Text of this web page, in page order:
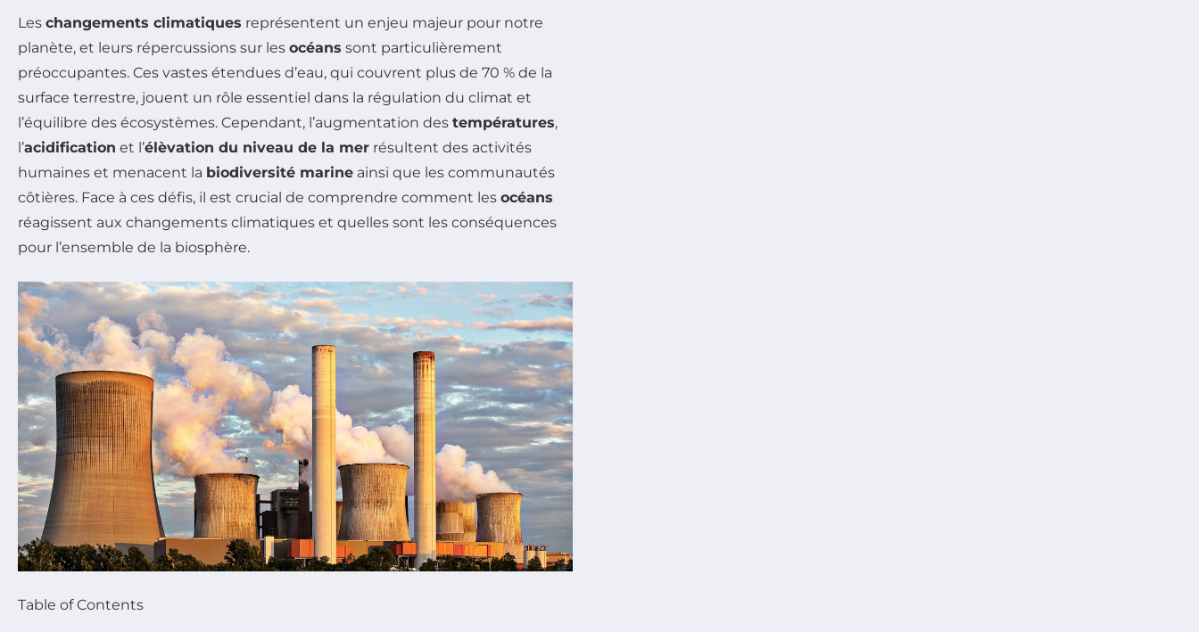
Les changements climatiques représentent un enjeu majeur pour notre
planète, et leurs répercussions sur les océans sont particulièrement
préoccupantes. Ces vastes étendues d’eau, qui couvrent plus de 70 % de la
surface terrestre, jouent un rôle essentiel dans la régulation du climat et
l’équilibre des écosystèmes. Cependant, l’augmentation des températures,
l’acidification et l’élèvation du niveau de la mer résultent des activités
humaines et menacent la biodiversité marine ainsi que les communautés
côtières. Face à ces défis, il est crucial de comprendre comment les océans
réagissent aux changements climatiques et quelles sont les conséquences
pour l’ensemble de la biosphère.
Table of Contents